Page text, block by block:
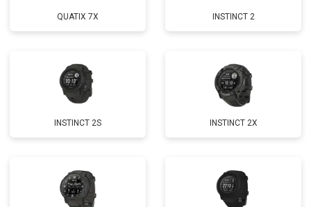
QUATIX 7X INSTINCT 2
INSTINCT 2S INSTINCT 2X